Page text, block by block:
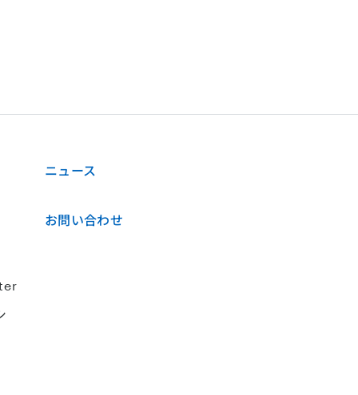
ニュース
お問い合わせ